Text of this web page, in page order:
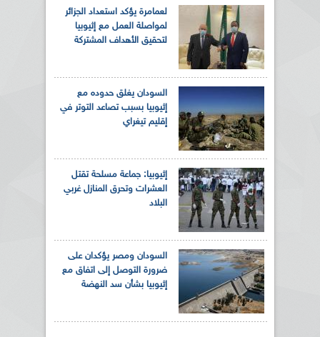
لعمامرة يؤكد استعداد الجزائر
لمواصلة العمل مع إثيوبيا
لتحقيق الأهداف المشتركة
السودان يغلق حدوده مع
إثيوبيا بسبب تصاعد التوتر في
إقليم تيغراي
إثيوبيا: جماعة مسلحة تقتل
العشرات وتحرق المنازل غربي
البلاد
السودان ومصر يؤكدان على
ضرورة التوصل إلى اتفاق مع
إثيوبيا بشأن سد النهضة